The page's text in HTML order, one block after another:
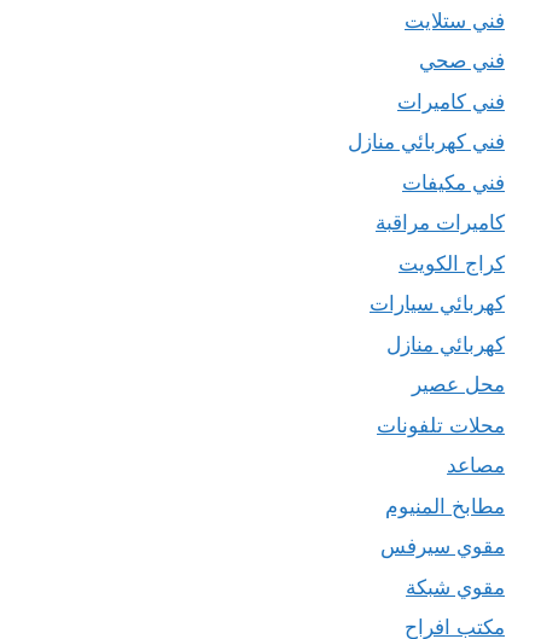
فني ستلايت
فني صحي
فني كاميرات
فني كهربائي منازل
فني مكيفات
كاميرات مراقبة
كراج الكويت
كهربائي سيارات
كهربائي منازل
محل عصير
محلات تلفونات
مصاعد
مطابخ المنيوم
مقوي سيرفس
مقوي شبكة
مكتب افراح